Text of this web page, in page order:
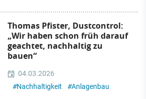
Thomas Pfister, Dustcontrol:
„Wir haben schon früh darauf
geachtet, nachhaltig zu
bauen“
04.03.2026
#Nachhaltigkeit #Anlagenbau